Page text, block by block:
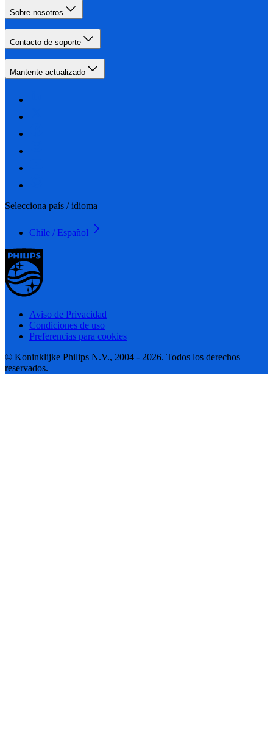
Sobre nosotros
Contacto de soporte
Mantente actualizado
Selecciona país / idioma
Chile / Español
Aviso de Privacidad
Condiciones de uso
Preferencias para cookies
© Koninklijke Philips N.V., 2004 - 2026. Todos los derechos
reservados.